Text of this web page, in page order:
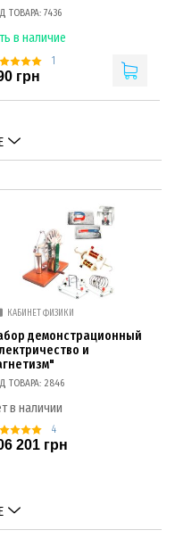
ТОВАРА: 7436
в наличие
1
грн
КАБИНЕТ ФИЗИКИ
демонстрационный
и
ТОВАРА: 2846
в наличии
4
201 грн